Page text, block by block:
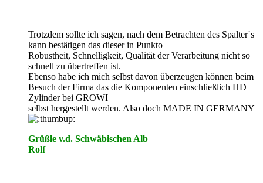
Trotzdem sollte ich sagen, nach dem Betrachten des Spalter´s
kann bestätigen das dieser in Punkto
Robustheit, Schnelligkeit, Qualität der Verarbeitung nicht so
schnell zu übertreffen ist.
Ebenso habe ich mich selbst davon überzeugen können beim
Besuch der Firma das die Komponenten einschließlich HD
Zylinder bei GROWI
selbst hergestellt werden. Also doch MADE IN GERMANY
Grüßle v.d. Schwäbischen Alb
Rolf